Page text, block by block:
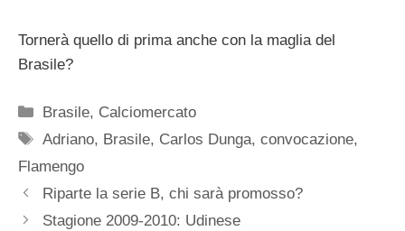
Tornerà quello di prima anche con la maglia del
Brasile?
Categorie
Brasile, Calciomercato
Tag
Adriano, Brasile, Carlos Dunga,convocazione,
Flamengo
Riparte la serie B, chi sarà promosso?
Stagione 2009-2010: Udinese